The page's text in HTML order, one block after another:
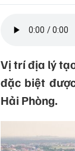
Vị trí địa lý
đặc biệt
Hải Phòng.